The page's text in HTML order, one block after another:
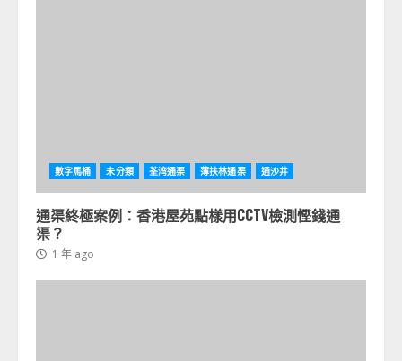
數字馬桶 未分類 荃湾通渠 薄扶林通渠 通沙井
通渠終極案例：香港屋苑點樣用CCTV檢測慳錢通
渠？
1 年 ago